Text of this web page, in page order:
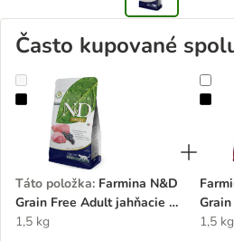
Často kupované
Farmina N&D Grain Free Adult
Táto položka: Farmina N&D
Grain Free Adult jahňacie a
čučoriedky
1,5 kg 1,5 kg